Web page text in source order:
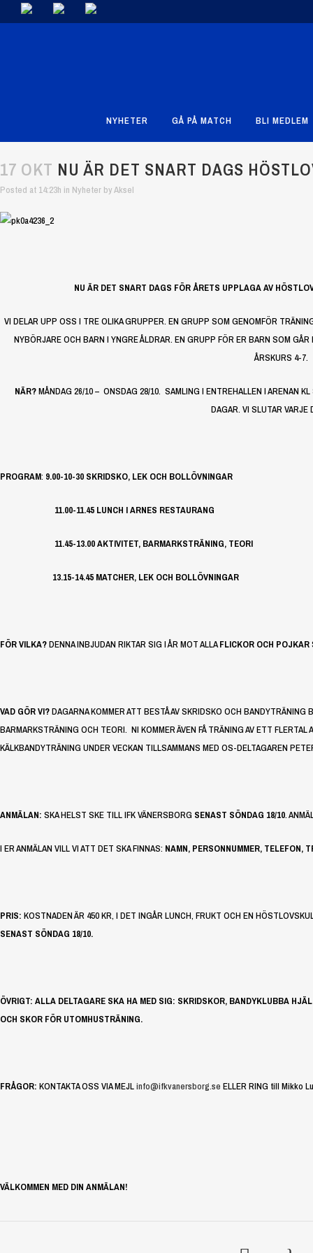
NYHETER GÅ PÅ MATCH BLI MEDLEM
17 OKT NU ÄR DET SNART DAGS
Posted at 14:23h in Nyheter byAksel
NU ÄR DET SNART DAGS FÖR ÅRETS UPPLAGA AV
VI DELAR UPP OSS I TRE OLIKA GRUPPER. EN GRUPP SOM GENOMFÖR
NYBÖRJARE OCH BARN I YNGRE ÅLDRAR. EN GRUPP FÖR ER BARN SOM
ÅRSKURS 4-7.
NÄR?MÅNDAG 26/10 – ONSDAG 28/10. SAMLING I ENTREHALLEN I ARENAN
DAGAR. VI SLUTAR VARJE
PROGRAM: 9.00-10-30 SKRIDSKO, LEK OCH BOLLÖVNINGAR
11.00-11.45 LUNCH I ARNES RESTAURANG
11.45-13.00 AKTIVITET, BARMARKSTRÄNING, TEORI
13.15-14.45 MATCHER, LEK OCH BOLLÖVNINGAR
FÖR VILKA?DENNA INBJUDAN RIKTAR SIG I ÅR MOT ALLAFLICKOR OCH POJKAR
VAD GÖR VI?DAGARNA KOMMER ATT BESTÅ AV SKRIDSKO OCH
BARMARKSTRÄNING OCH TEORI. NI KOMMER ÄVEN FÅ TRÄNING AV ETT FLERTAL
KÄLKBANDYTRÄNING UNDER VECKAN TILLSAMMANS MED OS-DELTAGAREN
ANMÄLAN: SKA HELST SKE TILL IFK VÄNERSBORG SENAST SÖNDAG 18/10.
I ER ANMÄLAN VILL VI ATT DET SKA FINNAS: NAMN, PERSONNUMMER, TELEFON,
PRIS: KOSTNADEN ÄR 450 KR, I DET INGÅR LUNCH, FRUKT OCH EN
SENAST SÖNDAG 18/10.
ÖVRIGT: ALLA DELTAGARE SKA HA MED SIG: SKRIDSKOR, BANDYKLUBBA
OCH SKOR FÖR UTOMHUSTRÄNING.
FRÅGOR: KONTAKTA OSS VIA MEJLinfo@ifkvanersborg.se ELLER RING till Mikko
VÄLKOMMEN MED DIN ANMÄLAN!